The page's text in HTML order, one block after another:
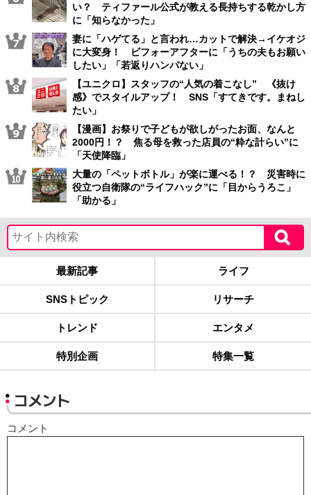
い？ ティファール公式が教える長持ちする乾かし方
に「知らなかった」
妻に「ハゲてる」と言われ…カットで解決→イケオジ
に大変身！ ビフォーアフターに「うちの夫もお願い
したい」「若返りハンパない」
【ユニクロ】スタッフの“人気の着こなし” 《抜け
感》でスタイルアップ！ SNS「すてきです。まねし
たい」
【漫画】お祭りで子どもが欲しがったお面、なんと
2000円！？ 焦る母を救った店員の“粋な計らい”に
「天使降臨」
大量の「ペットボトル」が楽に運べる！？ 災害時に
役立つ自衛隊の“ライフハック”に「目からうろこ」
「助かる」
最新記事 ライフ
SNSトピック リサーチ
トレンド エンタメ
特別企画 特集一覧
コメント
コメント